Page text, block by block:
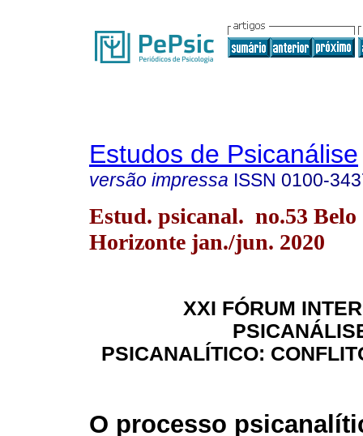
Estudos de Psicanálise
versão impressa ISSN 0100-
Estud. psicanal. no.53 Belo
Horizonte jan./jun. 2020
XXI FÓRUM
PSICANALÍTICO:
O processo